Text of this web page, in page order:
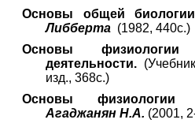
Основы общей
Либберта (1982, 440с.)
Основы
деятельности.
изд., 368с.)
Основы физиологии
Агаджанян Н.А. (2001,